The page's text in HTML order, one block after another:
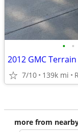
• •
2012 GMC Terrain
7/10 139k mi
more from